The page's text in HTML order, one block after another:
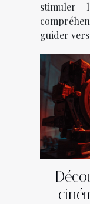
stimuler
guider